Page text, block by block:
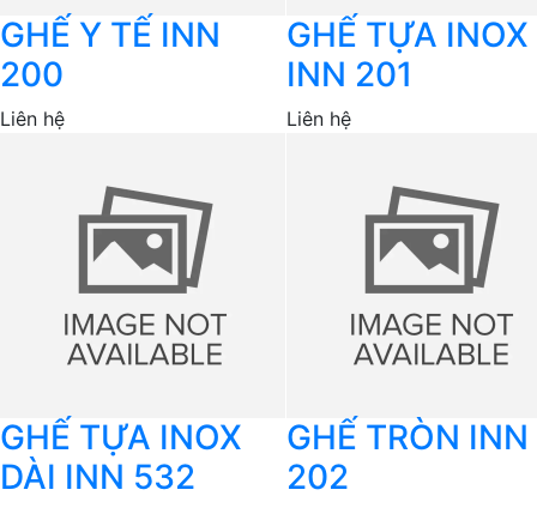
GHẾ Y TẾ INN
200
Liên hệ
GHẾ TỰA INOX
INN 201
Liên hệ
GHẾ TỰA INOX
DÀI INN 532
GHẾ TRÒN INN
202